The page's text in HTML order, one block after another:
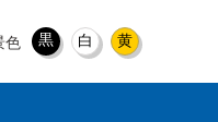
色 黒 白 黄